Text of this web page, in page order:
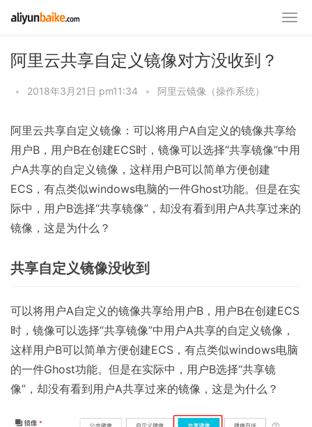
阿里云共享自定义镜像对方没收到？
• 2018年3月21日 pm11:34 • 阿里云镜像（操作系统）
阿里云共享自定义镜像：可以将用户A自定义的镜像共享给
用户B，用户B在创建ECS时，镜像可以选择“共享镜像”中用
户A共享的自定义镜像，这样用户B可以简单方便创建
ECS，有点类似windows电脑的一件Ghost功能。但是在实
际中，用户B选择“共享镜像”，却没有看到用户A共享过来的
镜像，这是为什么？
共享自定义镜像没收到
可以将用户A自定义的镜像共享给用户B，用户B在创建ECS
时，镜像可以选择“共享镜像”中用户A共享的自定义镜像，
这样用户B可以简单方便创建ECS，有点类似windows电脑
的一件Ghost功能。但是在实际中，用户B选择“共享镜
像”，却没有看到用户A共享过来的镜像，这是为什么？